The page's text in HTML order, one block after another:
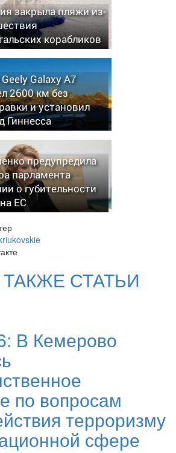
закрыла пляжи из-
корабликов
Galaxy A7
2600 км без
и установил
Гиннесса
предупредила
парламента
о губительности
ЕС
СТАТЬИ
В Кемерово
по вопросам
терроризму
сфере